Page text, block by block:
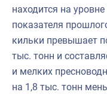
находится на
показателя
кильки превышает
тыс. тонн и
и мелких
на 1,8 тыс. тонн